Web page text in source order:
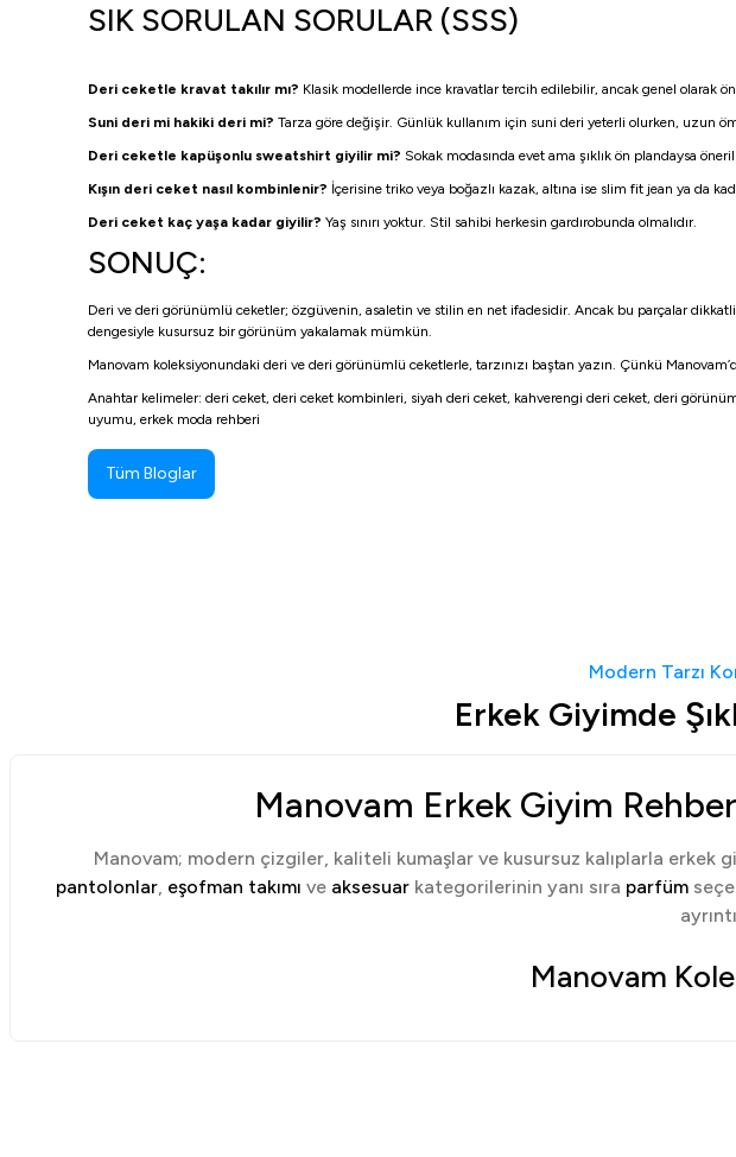
SIK SORULAN SORULAR (SSS)
Deri ceketle kravat takılır mı? Klasik modellerde ince kravatlar tercih edilebilir, ancak genel olarak
Suni deri mi hakiki deri mi? Tarza göre değişir. Günlük kullanım için suni deri yeterli olurken, uzun
Deri ceketle kapüşonlu sweatshirt giyilir mi? Sokak modasında evet ama şıklık ön plandaysa
Kışın deri ceket nasıl kombinlenir? İçerisine triko veya boğazlı kazak, altına ise slim fit jean ya da
Deri ceket kaç yaşa kadar giyilir? Yaş sınırı yoktur. Stil sahibi herkesin gardırobunda olmalıdır.
SONUÇ:
Deri ve deri görünümlü ceketler; özgüvenin, asaletin ve stilin en net ifadesidir. Ancak bu parçalar
dengesiyle kusursuz bir görünüm yakalamak mümkün.
Manovam koleksiyonundaki deri ve deri görünümlü ceketlerle, tarzınızı baştan yazın. Çünkü
Anahtar kelimeler: deri ceket, deri ceket kombinleri, siyah deri ceket, kahverengi deri ceket, deri
uyumu, erkek moda rehberi
Tüm Bloglar
Modern Tarzı
Erkek Giyimde
Manovam Erkek Giyim
Manovam; modern çizgiler, kaliteli kumaşlar ve kusursuz kalıplarla erkek
pantolonlar, eşofman takımı ve aksesuar kategorilerinin yanı sıra parfüm
Manovam